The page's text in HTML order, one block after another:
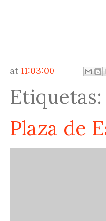
at 11:03:00
Etiquetas:
Plaza de